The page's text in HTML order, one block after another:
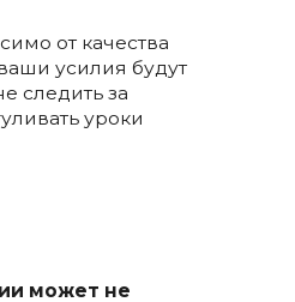
от качества
усилия будут
следить за
уроки
может не